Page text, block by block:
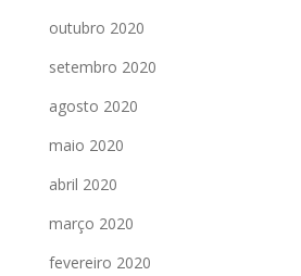
outubro 2020
setembro 2020
agosto 2020
maio 2020
abril 2020
março 2020
fevereiro 2020